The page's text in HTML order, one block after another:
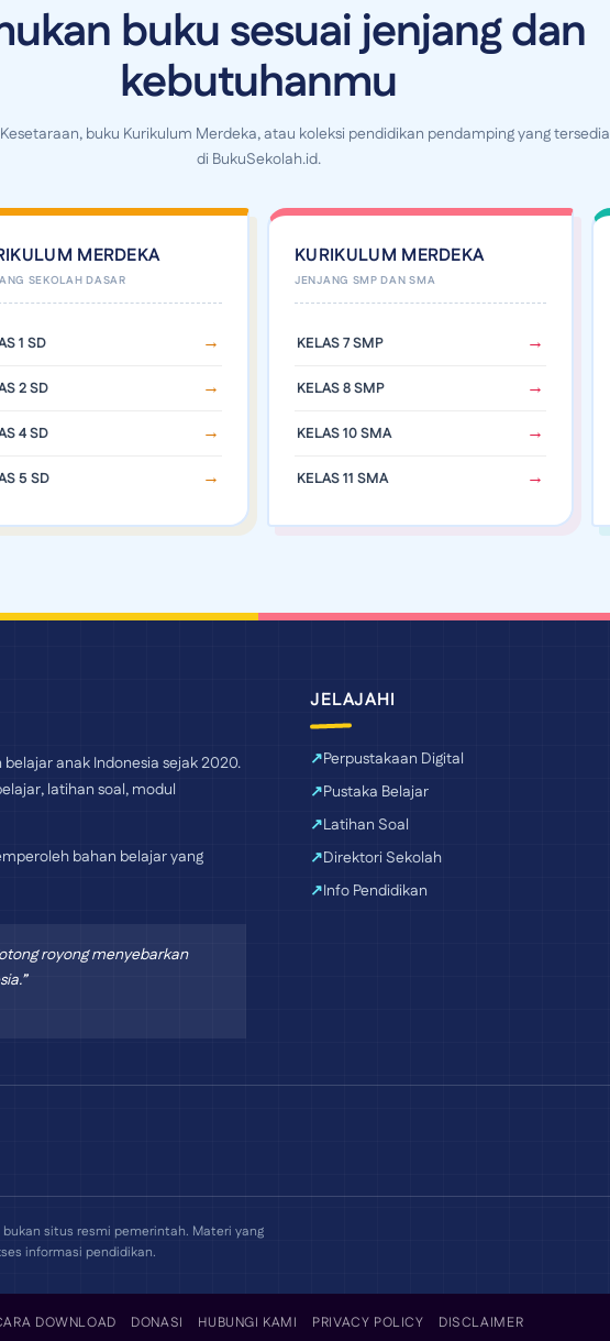
buku sesuai jenjang dan
kebutuhanmu
buku Kurikulum Merdeka, atau koleksi pendidikan pendamping yang tersedia
di BukuSekolah.id.
MERDEKA
1 SD
2 SD
4 SD
5 SD
KURIKULUM MERDEKA
KELAS 7 SMP
KELAS 8 SMP
KELAS 10 SMA
KELAS 11 SMA
anak Indonesia sejak 2020.
latihan soal, modul
bahan belajar yang
royong menyebarkan
JELAJAHI
Perpustakaan Digital
Pustaka Belajar
Latihan Soal
Direktori Sekolah
Info Pendidikan
situs resmi pemerintah. Materi yang
informasi pendidikan.
DOWNLOAD DONASI HUBUNGI KAMI PRIVACY POLICY DISCLAIMER